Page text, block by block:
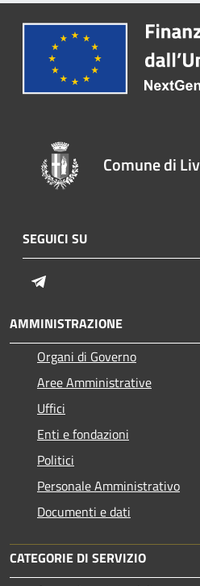
Comune di
SEGUICI SU
AMMINISTRAZIONE
Organi di Governo
Aree Amministrative
Uffici
Enti e fondazioni
Politici
Personale Amministrativo
Documenti e dati
CATEGORIE DI SERVIZIO